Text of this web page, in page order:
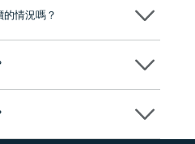
珠海、深圳設有八大分院，香港亦設
題都可以隨時預約免費咨詢，讓人十
情況嗎？